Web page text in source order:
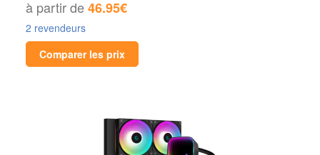
à partir de46.95€
2 revendeurs
Comparer les prix